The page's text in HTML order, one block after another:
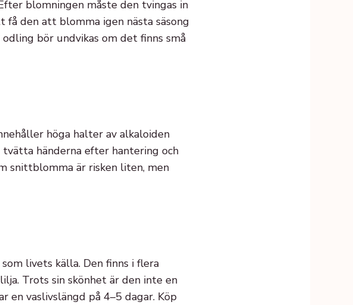
blomningen måste den tvingas in
den att blomma igen nästa säsong
bör undvikas om det finns små
höga halter av alkaloiden
tvätta händerna efter hantering och
snittblomma är risken liten, men
livets källa. Den finns i flera
Trots sin skönhet är den inte en
en vaslivslängd på 4–5 dagar. Köp